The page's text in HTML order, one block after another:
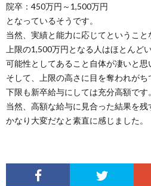
院卒：450万円～1,500万円
となっているそうです。
当然、実績と能力に応じてということ
上限の1,500万円となる人はほとんど
可能性としてあること自体が凄いと思
そして、上限の高さに目を奪われがち
下限も新卒給与にしては充分高額です。
当然、高額な給与に見合った結果を
かなり大変だなと素直に感じました。